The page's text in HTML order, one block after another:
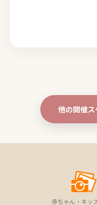
他の開催ス
赤ちゃん・キッ